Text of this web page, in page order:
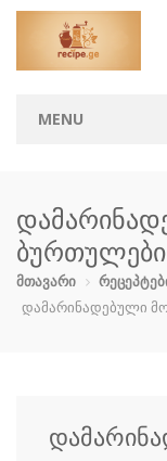
MENU
კატეგორიები
აჯიკა
ნამცხვრები
ბურთულები
მთავარი
დამარინადებული